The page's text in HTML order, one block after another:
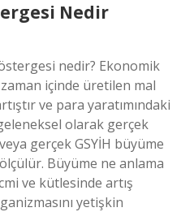
Nedir
nedir? Ekonomik
içinde üretilen mal
ve para yaratımındaki
olarak gerçek
gerçek GSYİH büyüme
Büyüme ne anlama
ve kütlesinde artış
yetişkin